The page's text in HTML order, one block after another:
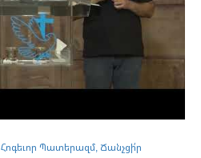
Հոգեւոր Պատերազմ, Ճանչցի՛ր